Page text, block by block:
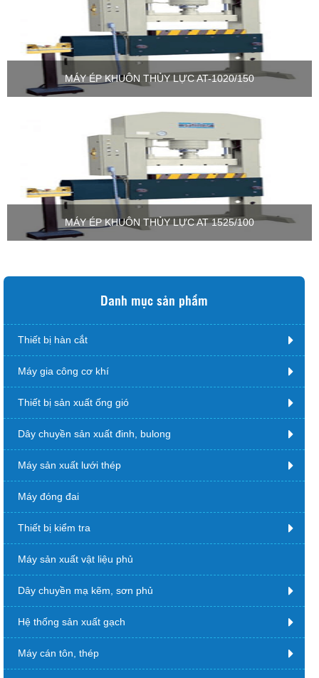
MÁY ÉP KHUÔN THỦY LỰC AT-1020/150
MÁY ÉP KHUÔN THỦY LỰC AT 1525/100
Danh mục sản phẩm
Thiết bị hàn cắt
Máy gia công cơ khí
Thiết bị sản xuất ống gió
Dây chuyền sản xuất đinh, bulong
Máy sản xuất lưới thép
Máy đóng đai
Thiết bị kiểm tra
Máy sản xuất vật liệu phủ
Dây chuyền mạ kẽm, sơn phủ
Hệ thống sản xuất gạch
Máy cán tôn, thép